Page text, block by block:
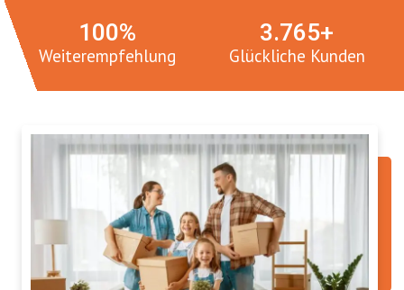
Weiterempfehlung
100%
Glückliche Kunden
3.765+